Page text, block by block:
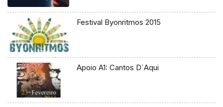
Festival Byonritmos 2015
Apoio A1: Cantos D`Aqui